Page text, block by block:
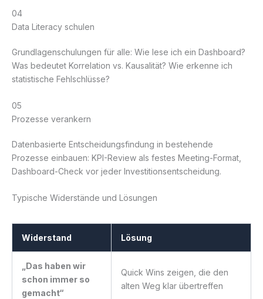
04
Data Literacy schulen
Grundlagenschulungen für alle: Wie lese ich ein Dashboard?
Was bedeutet Korrelation vs. Kausalität? Wie erkenne ich
statistische Fehlschlüsse?
05
Prozesse verankern
Datenbasierte Entscheidungsfindung in bestehende
Prozesse einbauen: KPI-Review als festes Meeting-Format,
Dashboard-Check vor jeder Investitionsentscheidung.
Typische Widerstände und Lösungen
Widerstand Lösung
„Das haben wir
schon immer so
gemacht“
Quick Wins zeigen, die den
alten Weg klar übertreffen